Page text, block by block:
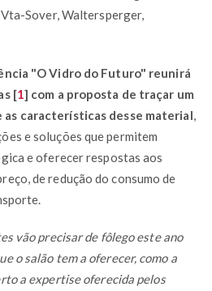
Sover, Waltersperger,
"O Vidro do Futuro" reunirá
[1] com a proposta de traçar um
as características desse material
e soluções que permitem
e oferecer respostas aos
de redução do consumo de
vão precisar de fôlego este ano
o salão tem a oferecer, como a
a expertise oferecida pelos